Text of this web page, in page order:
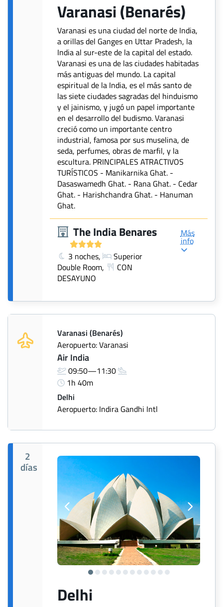
Varanasi (Benarés)
Varanasi es una ciudad del norte de India,
a orillas del Ganges en Uttar Pradesh, la
India al sur-este de la capital del estado.
Varanasi es una de las ciudades habitadas
más antiguas del mundo. La capital
espiritual de la India, es el más santo de
las siete ciudades sagradas del hinduismo
y el jainismo, y jugó un papel importante
en el desarrollo del budismo. Varanasi
creció como un importante centro
industrial, famosa por sus muselina, de
seda, perfumes, obras de marfil, y la
escultura. PRINCIPALES ATRACTIVOS
TURÍSTICOS - Manikarnika Ghat. -
Dasaswamedh Ghat. - Rana Ghat. - Cedar
Ghat. - Harishchandra Ghat. - Hanuman
Ghat.
The India Benares
3 noches,
Superior
Double Room,
CON
DESAYUNO
Más
info
Varanasi (Benarés)
Aeropuerto: Varanasi
Air India
09:50—11:30
1h 40m
Delhi
Aeropuerto: Indira Gandhi Intl
2
días
Delhi